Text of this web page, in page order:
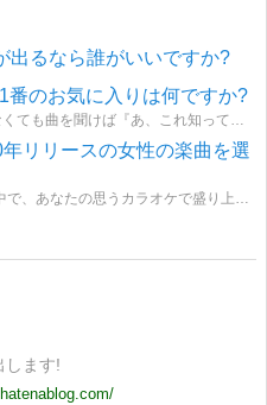
出るなら誰がいいですか?
番のお気に入りは何ですか?
恋愛の歌姫の曲は、タイトルが分からなくても曲を聞けば『あ、これ知ってる!』ってなるような曲がたくさんありますよね(^^♪
リリースの女性の楽曲を選
2010年にリリースされた女性の楽曲の中で、あなたの思うカラオケで盛り上がる曲は何ですか?男性からの「女性に歌って欲しい盛り上がる曲」のコメントなどもお待ちしております!
します!